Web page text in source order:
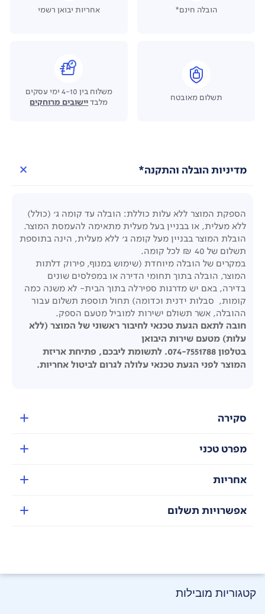
הובלה חינם* אחריות יבואן רשמי
תשלום מאובטח
משלוח בין 4-10 ימי עסקים
מלבדיישובים מרוחקים
מדיניות הובלה והתקנה*
הספקת המוצר ללא עלות כוללת: הובלה עד קומה ג' (כולל)
ללא מעלית, או בבניין בעל מעלית מתאימה להעמסת המוצר.
הובלת המוצר בבניין מעל קומה ג' ללא מעלית, הינה בתוספת
תשלום של 40 ₪ לכל קומה.
במקרים של הובלה מיוחדת (שימוש במנוף, פירוק דלתות
המוצר, הובלה בתוך תחומי הדירה או במפלסים שונים
בדירה, באם יש מדרגות ספירלה בתוך הבית- לא משנה כמה
קומות, סבלות ידנית וכדומה) תחול תוספת תשלום עבור
ההובלה, אשר תשולם ישירות למוביל מטעם הספק.
חובה לתאם הגעת טכנאי לחיבור ראשוני של המוצר (ללא
עלות) מטעם שירות היבואן
בטלפון 074-7551788. לתשומת ליבכם, פתיחת אריזת
המוצר לפני הגעת טכנאי עלולה לגרום לביטול אחריות.
סקירה
מפרט טכני
אחריות
אפשרויות תשלום
קטגוריות מובילות